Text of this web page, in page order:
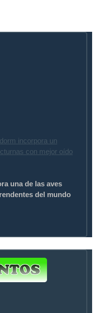
incorpora un
con mejor oído
una de las aves
del mundo